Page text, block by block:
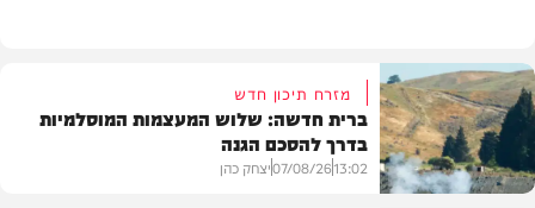
מזרח תיכון חדש
ברית חדשה: שלוש המעצמות המוסלמיות
בדרך להסכם הגנה
13:02
07/08/26יצחק כהן